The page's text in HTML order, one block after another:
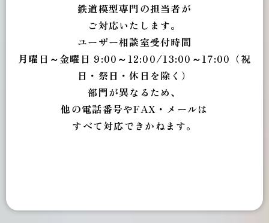
鉄道模型専門の担当者が
ご対応いたします。
ユーザー相談室受付時間
月曜日～金曜日 9:00～12:00/13:00～17:00（祝
日・祭日・休日を除く）
部門が異なるため、
他の電話番号やFAX・メールは
すべて対応できかねます。